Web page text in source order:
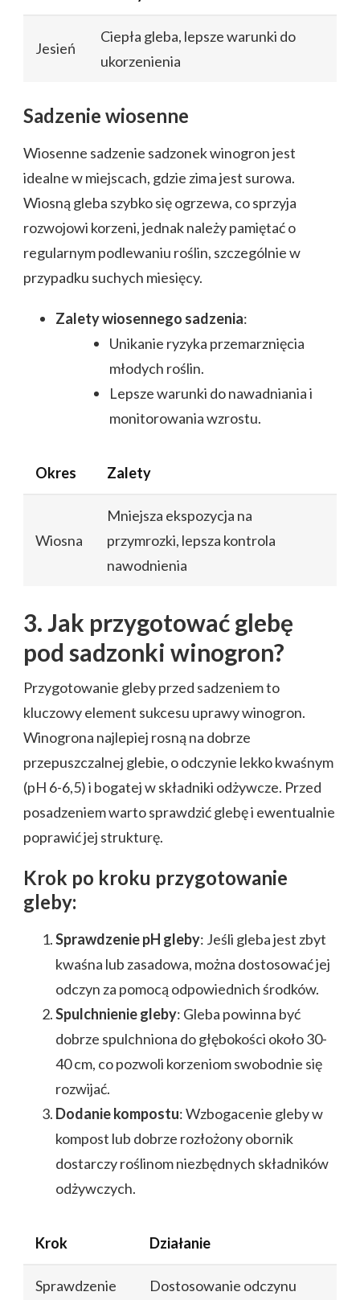
Jesień
Ciepła gleba, lepsze warunki do
ukorzenienia
Sadzenie wiosenne
Wiosenne sadzenie sadzonek winogron jest
idealne w miejscach, gdzie zima jest surowa.
Wiosną gleba szybko się ogrzewa, co sprzyja
rozwojowi korzeni, jednak należy pamiętać o
regularnym podlewaniu roślin, szczególnie w
przypadku suchych miesięcy.
Zalety wiosennego sadzenia:
Unikanie ryzyka przemarznięcia
młodych roślin.
Lepsze warunki do nawadniania i
monitorowania wzrostu.
Okres Zalety
Wiosna
Mniejsza ekspozycja na
przymrozki, lepsza kontrola
nawodnienia
3. Jak przygotować glebę
pod sadzonki winogron?
Przygotowanie gleby przed sadzeniem to
kluczowy element sukcesu uprawy winogron.
Winogrona najlepiej rosną na dobrze
przepuszczalnej glebie, o odczynie lekko kwaśnym
(pH 6-6,5) i bogatej w składniki odżywcze. Przed
posadzeniem warto sprawdzić glebę i ewentualnie
poprawić jej strukturę.
Krok po kroku przygotowanie
gleby:
Sprawdzenie pH gleby: Jeśli gleba jest zbyt
kwaśna lub zasadowa, można dostosować jej
odczyn za pomocą odpowiednich środków.
Spulchnienie gleby: Gleba powinna być
dobrze spulchniona do głębokości około 30-
40 cm, co pozwoli korzeniom swobodnie się
rozwijać.
Dodanie kompostu: Wzbogacenie gleby w
kompost lub dobrze rozłożony obornik
dostarczy roślinom niezbędnych składników
odżywczych.
Krok Działanie
Sprawdzenie
Dostosowanie odczynu